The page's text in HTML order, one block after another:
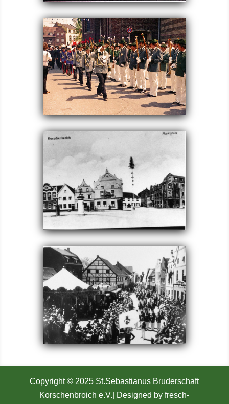
Copyright © 2025 St.Sebastianus Bruderschaft
Korschenbroich e.V. | Designed by fresch-